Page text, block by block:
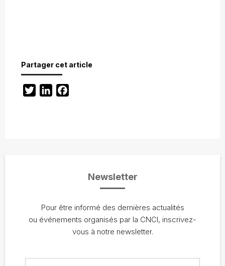
Partager cet article
TwitterLinkedIn
Newsletter
Pour être informé des dernières actualités
ou événements organisés par la CNCI, inscrivez-
vous à notre newsletter.